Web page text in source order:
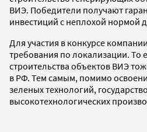
ВИЭ. Победители получают
инвестиций с неплохой нормой
Для участия в конкурсе
требования по локализации. То
строительства объектов ВИЭ
в РФ. Тем самым, помимо
зеленых технологий,
высокотехнологических